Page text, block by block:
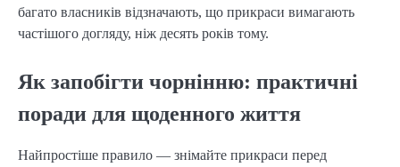
багато власників відзначають, що прикраси вимагають
частішого догляду, ніж десять років тому.
Як запобігти чорнінню: практичні
поради для щоденного життя
Найпростіше правило — знімайте прикраси перед